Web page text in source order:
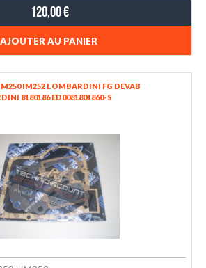
120,00 €
AJOUTER AU PANIER
IM252 LOMBARDINI FG DEVAB
8180186 ED0081801860-S